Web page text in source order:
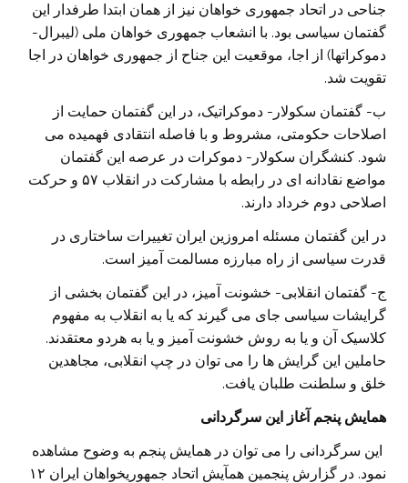
جناحی در اتحاد جمهوری خواهان نیز از همان ابتدا طرفدار این
گفتمان سیاسی بود. با انشعاب جمهوری خواهان ملی (لیبرال-
دموکراتها) از اجا، موقعیت این جناح از جمهوری خواهان در اجا
تقویت شد.
ب- گفتمان سکولار- دموکراتیک، در این گفتمان حمایت از
اصلاحات حکومتی، مشروط و با فاصله انتقادی فهمیده می
شود. کنشگران سکولار- دموکرات در عرصه این گفتمان
مواضع نقادانه ای در رابطه با مشارکت در انقلاب ۵۷ و حرکت
اصلاحی دوم خرداد دارند.
در این گفتمان مسئله امروزین ایران تغییرات ساختاری در
قدرت سیاسی از راه مبارزه مسالمت آمیز است.
ج- گفتمان انقلابی- خشونت آمیز، در این گفتمان بخشی از
گرایشات سیاسی جای می گیرند که یا به انقلاب به مفهوم
کلاسیک آن و یا به روش خشونت آمیز و یا به هردو معتقدند.
حاملین این گرایش ها را می توان در چپ انقلابی، مجاهدین
خلق و سلطنت طلبان یافت.
همایش پنجم آغاز این سرگردانی
این سرگردانی را می توان در همایش پنجم به وضوح مشاهده
نمود. در گزارش پنجمین همآیش اتحاد جمهوریخواهان ایران ۱۲